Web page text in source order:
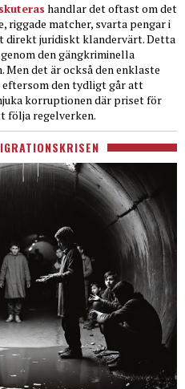
handlar det oftast om det
riggade matcher, svarta pengar i
direkt juridiskt klandervärt. Detta
den gängkriminella
det är också den enklaste
den tydligt går att
korruptionen där priset för
följa regelverken.